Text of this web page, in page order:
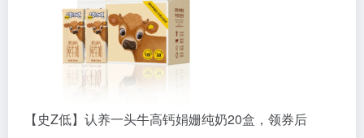
【史Z低】认养一头牛高钙娟姗纯奶20盒，领券后